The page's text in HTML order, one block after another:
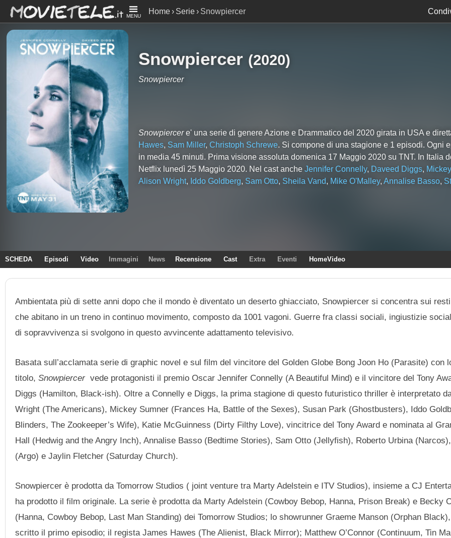
MENU
Home Serie Snowpiercer
Snowpiercer (2020)
Snowpiercer
Snowpiercere' una serie di genere Azione e Drammatico del 2020 girata in USA e
Hawes, Sam Miller, Christoph Schrewe. Si compone di unastagione e 1 episodi. Ogni
in media 45 minuti. Prima visione assoluta domenica 17 Maggio 2020 su TNT. In Italia
Netflix lunedì 25 Maggio 2020. Nel cast anche Jennifer Connelly, Daveed Diggs,
Alison Wright, Iddo Goldberg, Sam Otto, Sheila Vand, Mike O'Malley, Annalise Basso,
SCHEDA Episodi Video Immagini News Recensione Cast Extra Eventi HomeVideo
Ambientata più di sette anni dopo che il mondo è diventato un deserto ghiacciato, Snowpiercer si concentra sui resti
che abitano in un treno in continuo movimento, composto da 1001 vagoni. Guerre fra classi sociali, ingiustizie
di sopravvivenza si svolgono in questo avvincente adattamento televisivo.
Basata sull’acclamata serie di graphic novel e sul film del vincitore del Golden Globe Bong Joon Ho (Parasite) con
titolo,Snowpiercervede protagonisti il premio Oscar Jennifer Connelly (A Beautiful Mind) e il vincitore del Tony
Diggs (Hamilton, Black-ish). Oltre a Connelly e Diggs, la prima stagione di questo futuristico thriller è interpretato
Wright (The Americans), Mickey Sumner (Frances Ha, Battle of the Sexes), Susan Park (Ghostbusters), Iddo
Blinders, The Zookeeper’s Wife), Katie McGuinness (Dirty Filthy Love), vincitrice del Tony Award e nominata al
Hall (Hedwig and the Angry Inch), Annalise Basso (Bedtime Stories), Sam Otto (Jellyfish), Roberto Urbina
(Argo) e Jaylin Fletcher (Saturday Church).
Snowpiercer è prodotta da Tomorrow Studios ( joint venture tra Marty Adelstein e ITV Studios), insieme a CJ
ha prodotto il film originale. La serie è prodotta da Marty Adelstein (Cowboy Bebop, Hanna, Prison Break) e Becky
(Hanna, Cowboy Bebop, Last Man Standing) dei Tomorrow Studios; lo showrunner Graeme Manson (Orphan
scritto il primo episodio; il regista James Hawes (The Alienist, Black Mirror); Matthew O’Connor (Continuum, Tin